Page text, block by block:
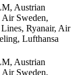
Austrian
Sweden,
Ryanair, Air
Lufthansa
Austrian
Sweden,